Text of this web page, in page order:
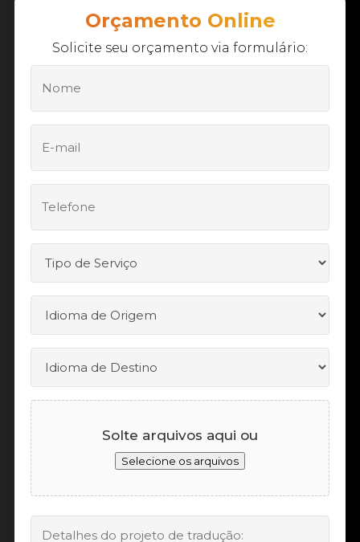
Orçamento Online
Solicite seu orçamento via formulário:
Solte arquivos aqui ou
Selecione os arquivos